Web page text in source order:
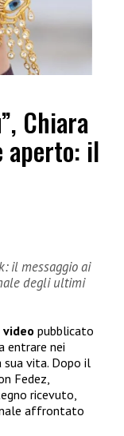
Chiara
aperto: il
il messaggio ai
degli ultimi
video pubblicato
entrare nei
vita. Dopo il
Fedez,
ricevuto,
affrontato